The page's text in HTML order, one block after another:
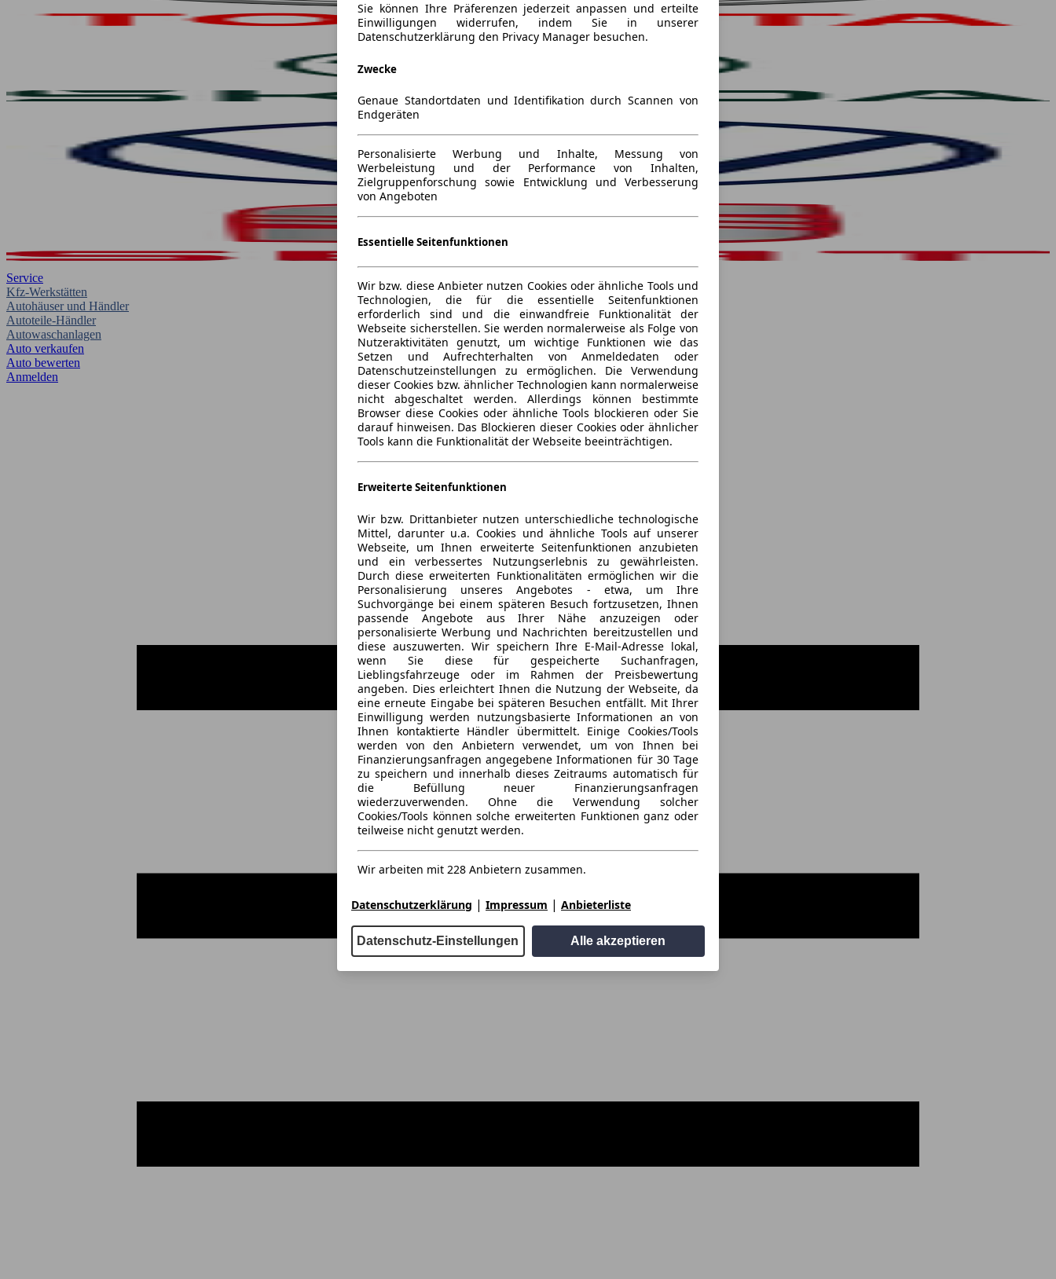
Service
Kfz-Werkstätten
Autohäuser und Händler
Autoteile-Händler
Autowaschanlagen
Auto verkaufen
Auto bewerten
Anmelden
Sie können Ihre Präferenzen jederzeit anpassen und erteilte
Einwilligungen widerrufen, indem Sie in unserer
Datenschutzerklärung den Privacy Manager besuchen.
Zwecke
Genaue Standortdaten und Identifikation durch Scannen von
Endgeräten
Personalisierte Werbung und Inhalte, Messung von
Werbeleistung und der Performance von Inhalten,
Zielgruppenforschung sowie Entwicklung und Verbesserung
von Angeboten
Essentielle Seitenfunktionen
Wir bzw. diese Anbieter nutzen Cookies oder ähnliche Tools und
Technologien, die für die essentielle Seitenfunktionen
erforderlich sind und die einwandfreie Funktionalität der
Webseite sicherstellen. Sie werden normalerweise als Folge von
Nutzeraktivitäten genutzt, um wichtige Funktionen wie das
Setzen und Aufrechterhalten von Anmeldedaten oder
Datenschutzeinstellungen zu ermöglichen. Die Verwendung
dieser Cookies bzw. ähnlicher Technologien kann normalerweise
nicht abgeschaltet werden. Allerdings können bestimmte
Browser diese Cookies oder ähnliche Tools blockieren oder Sie
darauf hinweisen. Das Blockieren dieser Cookies oder ähnlicher
Tools kann die Funktionalität der Webseite beeinträchtigen.
Erweiterte Seitenfunktionen
Wir bzw. Drittanbieter nutzen unterschiedliche technologische
Mittel, darunter u.a. Cookies und ähnliche Tools auf unserer
Webseite, um Ihnen erweiterte Seitenfunktionen anzubieten
und ein verbessertes Nutzungserlebnis zu gewährleisten.
Durch diese erweiterten Funktionalitäten ermöglichen wir die
Personalisierung unseres Angebotes - etwa, um Ihre
Suchvorgänge bei einem späteren Besuch fortzusetzen, Ihnen
passende Angebote aus Ihrer Nähe anzuzeigen oder
personalisierte Werbung und Nachrichten bereitzustellen und
diese auszuwerten. Wir speichern Ihre E-Mail-Adresse lokal,
wenn Sie diese für gespeicherte Suchanfragen,
Lieblingsfahrzeuge oder im Rahmen der Preisbewertung
angeben. Dies erleichtert Ihnen die Nutzung der Webseite, da
eine erneute Eingabe bei späteren Besuchen entfällt. Mit Ihrer
Einwilligung werden nutzungsbasierte Informationen an von
Ihnen kontaktierte Händler übermittelt. Einige Cookies/Tools
werden von den Anbietern verwendet, um von Ihnen bei
Finanzierungsanfragen angegebene Informationen für 30 Tage
zu speichern und innerhalb dieses Zeitraums automatisch für
die Befüllung neuer Finanzierungsanfragen
wiederzuverwenden. Ohne die Verwendung solcher
Cookies/Tools können solche erweiterten Funktionen ganz oder
teilweise nicht genutzt werden.
Wir arbeiten mit 228 Anbietern zusammen.
Datenschutzerklärung | Impressum | Anbieterliste
Datenschutz-Einstellungen Alle akzeptieren